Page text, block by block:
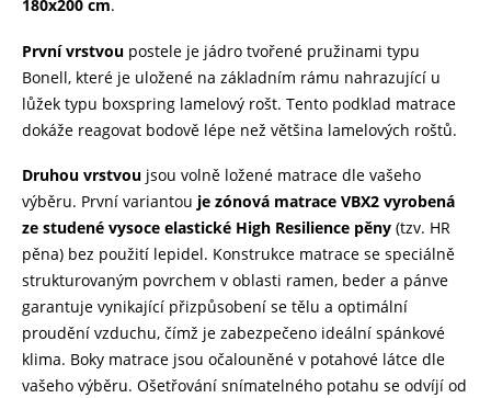
180x200 cm.
První vrstvou postele je jádro tvořené pružinami typu
Bonell, které je uložené na základním rámu nahrazující u
lůžek typu boxspring lamelový rošt. Tento podklad matrace
dokáže reagovat bodově lépe než většina lamelových roštů.
Druhou vrstvou jsou volně ložené matrace dle vašeho
výběru. První variantou je zónová matrace VBX2 vyrobená
ze studené vysoce elastické High Resilience pěny (tzv. HR
pěna) bez použití lepidel. Konstrukce matrace se speciálně
strukturovaným povrchem v oblasti ramen, beder a pánve
garantuje vynikající přizpůsobení se tělu a optimální
proudění vzduchu, čímž je zabezpečeno ideální spánkové
klima. Boky matrace jsou očalouněné v potahové látce dle
vašeho výběru. Ošetřování snímatelného potahu se odvíjí od